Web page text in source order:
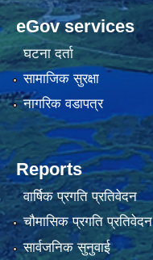
eGov services
घटना दर्ता
सामाजिक सुरक्षा
नागरिक वडापत्र
Reports
वार्षिक प्रगति प्रतिवेदन
चौमासिक प्रगति प्रतिवेदन
सार्वजनिक सुनुवाई